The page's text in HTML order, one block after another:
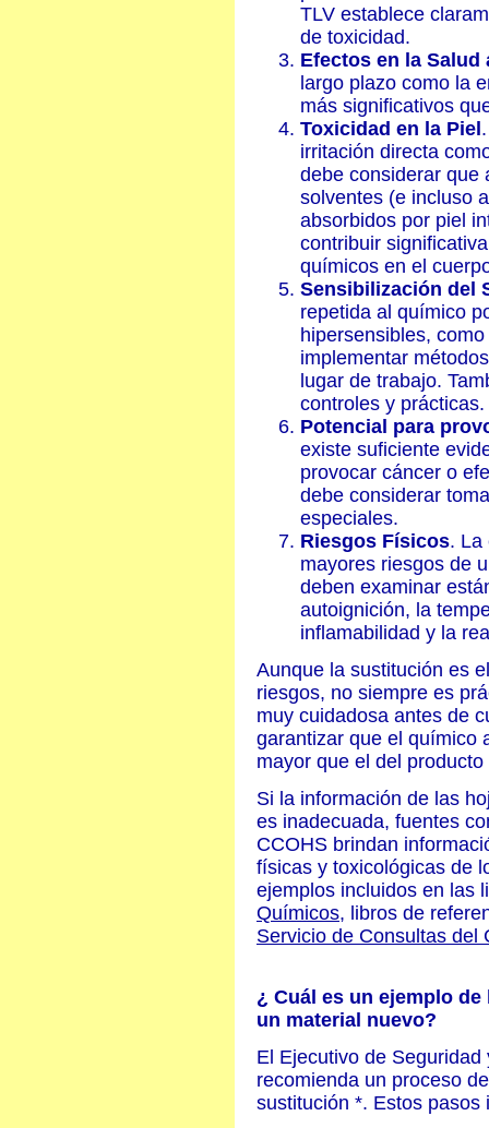
TLV establece
de toxicidad.
Efectos en la Salud
largo plazo como la
más significativos
Toxicidad en la Piel
irritación directa
debe considerar que
solventes (e incluso
absorbidos por piel
contribuir
químicos en el
Sensibilización del
repetida al químico
hipersensibles,
implementar
lugar de trabajo.
controles y prácticas.
Potencial para
existe suficiente
provocar cáncer o
debe considerar
especiales.
Riesgos Físicos. La
mayores riesgos de
deben examinar
autoignición, la
inflamabilidad y la
Aunque la sustitución es
riesgos, no siempre es
muy cuidadosa antes de
garantizar que el químico
mayor que el del
Si la información de las
es inadecuada, fuentes
CCOHS brindan
físicas y toxicológicas de
ejemplos incluidos en las
Químicos, libros de
Servicio de Consultas del
¿ Cuál es un ejemplo
un material nuevo?
El Ejecutivo de
recomienda un proceso
sustitución *. Estos pasos